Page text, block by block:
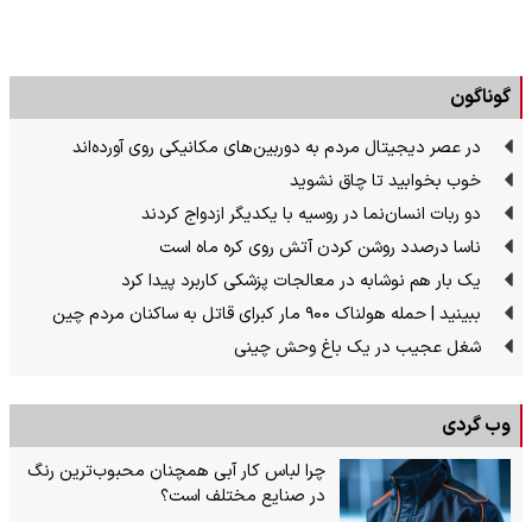
گوناگون
در عصر دیجیتال مردم به دوربین‌های مکانیکی روی آورده‌اند
خوب بخوابید تا چاق نشوید
دو ربات انسان‌نما در روسیه با یکدیگر ازدواج کردند
ناسا درصدد روشن کردن آتش روی کره ماه است
یک بار هم نوشابه در معالجات پزشکی کاربرد پیدا کرد
ببینید | حمله هولناک ۹۰۰ مار کبرای قاتل به ساکنان مردم چین
شغل عجیب در یک باغ وحش چینی
وب گردی
چرا لباس کار آبی همچنان محبوب‌ترین رنگ
در صنایع مختلف است؟